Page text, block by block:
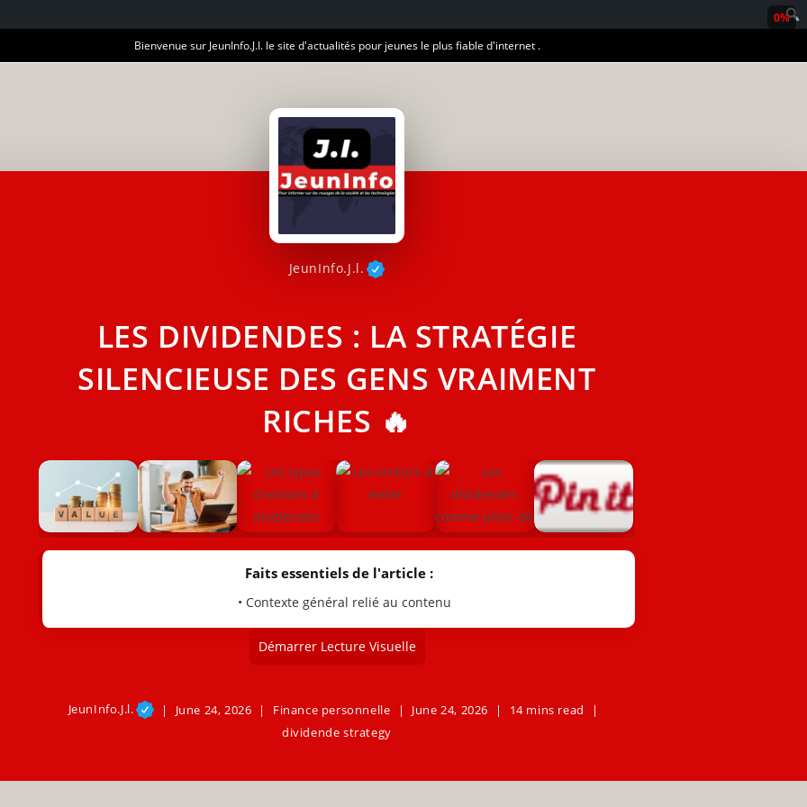
Bienvenue sur JeunInfo.J.I. le site d'actualités pour jeunes le plus fiable d'internet .
JeunInfo.J.l.
LES DIVIDENDES : LA STRATÉGIE
SILENCIEUSE DES GENS VRAIMENT
RICHES 🔥
Faits essentiels de l'article :
• Contexte général relié au contenu
Démarrer Lecture Visuelle
JeunInfo.J.l. June 24, 2026 Finance personnelle June 24, 2026
14 mins read
dividende strategy
0%